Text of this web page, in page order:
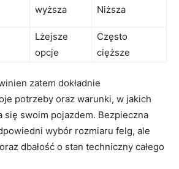
wyższa Niższa
Lżejsze
opcje
Często
cięższe
zatem dokładnie
potrzeby ⁣oraz warunki, w jakich
się swoim pojazdem. Bezpieczna
wybór rozmiaru felg, ale
dbałość o⁣ stan techniczny⁣ całego